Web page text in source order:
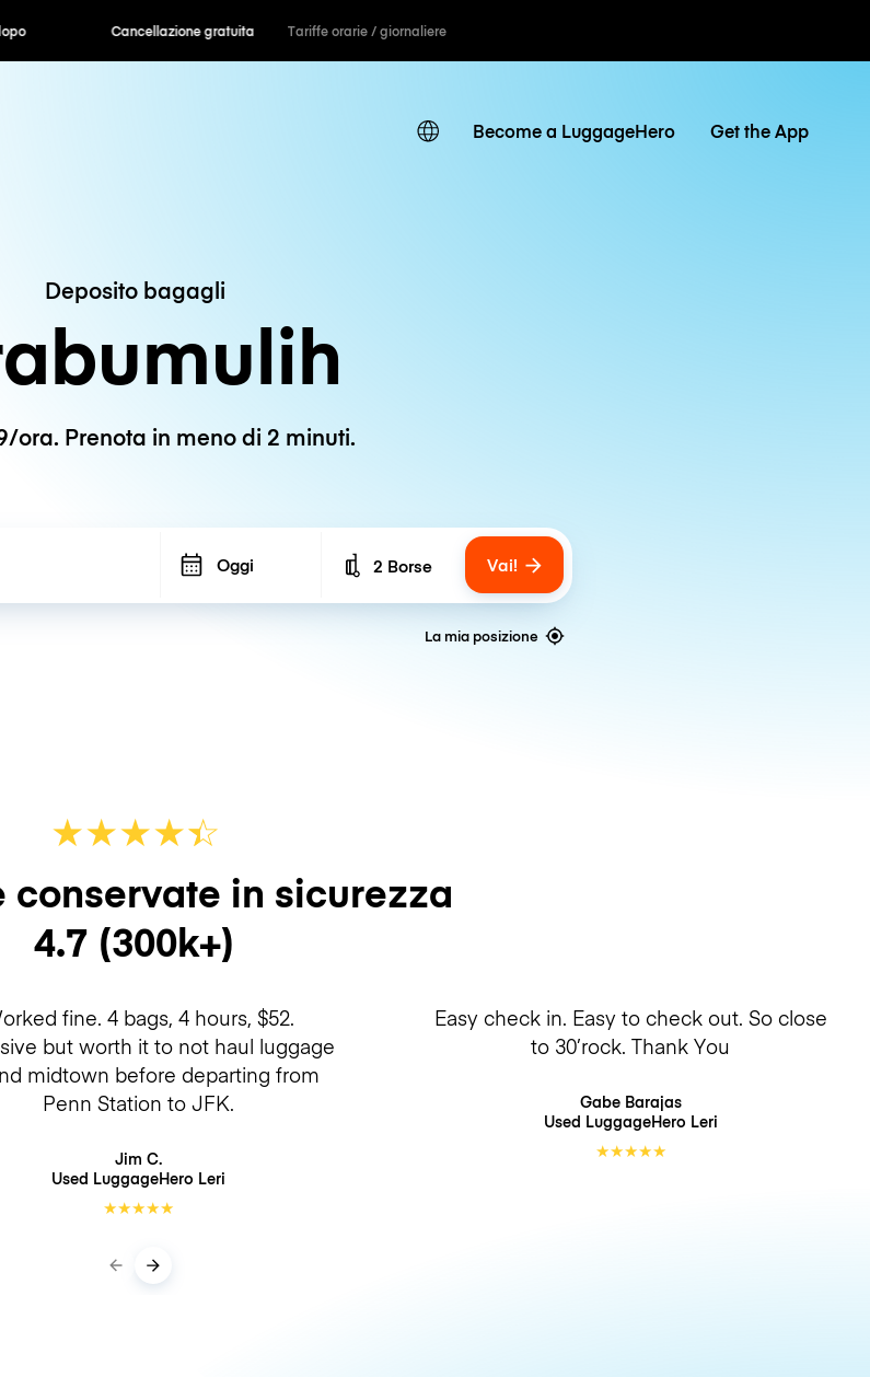
Cancellazione gratuita Tariffe orarie / giornaliere
Become a LuggageHero Get the App
Deposito bagagli
ora. Prenota in meno di 2 minuti.
Oggi Number of bags
2 Borse Vai!
La mia posizione
★★★★☆
★
conservate in sicurezza
4.7 (300k+)
fine. 4 bags, 4 hours, $52.
but worth it to not haul luggage
midtown before departing from
Penn Station to JFK.
Jim C.
Used LuggageHero Leri
★★★★★
Easy check in. Easy to check out. So close
to 30’rock. Thank You
Gabe Barajas
Used LuggageHero Leri
★★★★★